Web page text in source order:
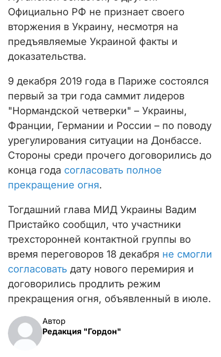
Официально РФ не признает своего
вторжения в Украину, несмотря на
предъявляемые Украиной факты и
доказательства.
9 декабря 2019 года в Париже состоялся
первый за три года саммит лидеров
"Нормандской четверки" – Украины,
Франции, Германии и России – по поводу
урегулирования ситуации на Донбассе.
Стороны среди прочего договорились до
конца года согласовать полное
прекращение огня.
Тогдашний глава МИД Украины Вадим
Пристайко сообщил, что участники
трехсторонней контактной группы во
время переговоров 18 декабря не смогли
согласоватьдату нового перемирия и
договорились продлить режим
прекращения огня, объявленный в июле.
Автор
Редакция "Гордон"